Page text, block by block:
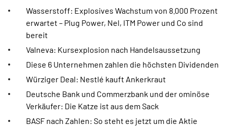
Wasserstoff: Explosives Wachstum von 8.000 Prozent
erwartet – Plug Power, Nel, ITM Power und Co sind
bereit
Valneva: Kursexplosion nach Handelsaussetzung
Diese 6 Unternehmen zahlen die höchsten Dividenden
Würziger Deal: Nestlé kauft Ankerkraut
Deutsche Bank und Commerzbank und der ominöse
Verkäufer: Die Katze ist aus dem Sack
BASF nach Zahlen: So steht es jetzt um die Aktie